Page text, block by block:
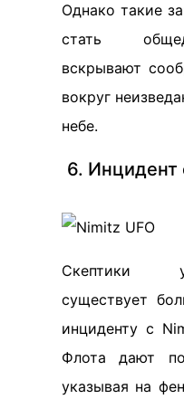
Однако такие
стать
вскрывают
вокруг
небе.
6.
Скептики
существует
инциденту с
Флота дают
указывая на